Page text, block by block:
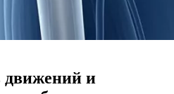
движений и